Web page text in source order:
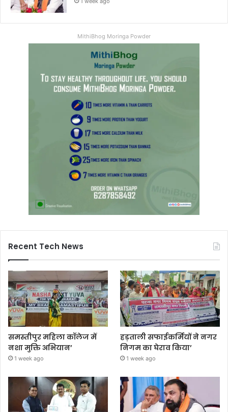
MithiBhog Moringa Powder
Recent Tech News
समस्तीपुर महिला कॉलेज में
नशा मुक्ति अभियान’
1 week ago
हड़ताली सफाईकर्मियों ने नगर
निगम का घेराव किया’
1 week ago